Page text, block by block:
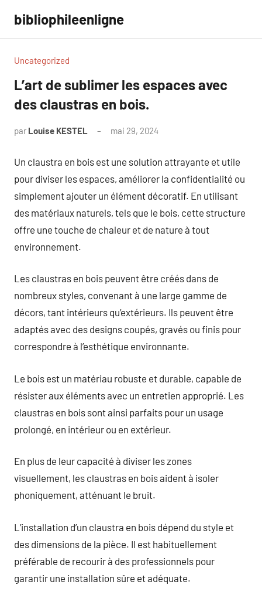
contenu
bibliophileenligne
Uncategorized
L’art de sublimer les espaces avec
des claustras en bois.
par Louise KESTEL mai 29, 2024
Un claustra en bois est une solution attrayante et utile
pour diviser les espaces, améliorer la confidentialité ou
simplement ajouter un élément décoratif. En utilisant
des matériaux naturels, tels que le bois, cette structure
offre une touche de chaleur et de nature à tout
environnement.
Les claustras en bois peuvent être créés dans de
nombreux styles, convenant à une large gamme de
décors, tant intérieurs qu’extérieurs. Ils peuvent être
adaptés avec des designs coupés, gravés ou finis pour
correspondre à l’esthétique environnante.
Le bois est un matériau robuste et durable, capable de
résister aux éléments avec un entretien approprié. Les
claustras en bois sont ainsi parfaits pour un usage
prolongé, en intérieur ou en extérieur.
En plus de leur capacité à diviser les zones
visuellement, les claustras en bois aident à isoler
phoniquement, atténuant le bruit.
L’installation d’un claustra en bois dépend du style et
des dimensions de la pièce. Il est habituellement
préférable de recourir à des professionnels pour
garantir une installation sûre et adéquate.